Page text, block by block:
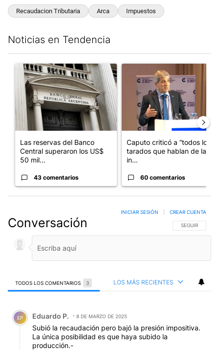
Recaudacion Tributaria Arca Impuestos
Noticias en Tendencia
Un artículo de tendencia con el título "Las reservas del Banco
Las reservas del Banco
Central superaron los US$
50 mil...
43 comentarios
Caputo criticó a “todos los
tarados que hablan de la
in...
60 comentarios
Conversación SIGA ESTA
SEGUIR
INICIAR SESIÓN CREAR CUENTA
TODOS LOS COMENTARIOS 3 LOS MÁS RECIENTES
Comentario de Eduardo P..
EP Eduardo P. 8 DE MARZO DE 2025
Subió la recaudación pero bajó la presión impositiva.
La única posibilidad es que haya subido la
producción.-